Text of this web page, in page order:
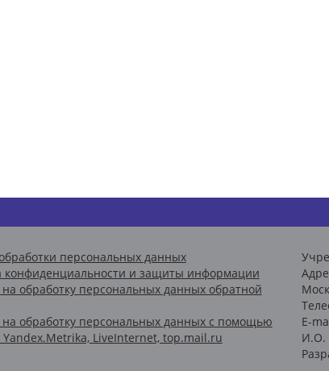
персональных данных
конфиденциальности и защиты информации
на обработку персональных данных обратной
на обработку персональных данных с помощью
Yandex.Metrika, LiveInternet, top.mail.ru
E-
И.О.